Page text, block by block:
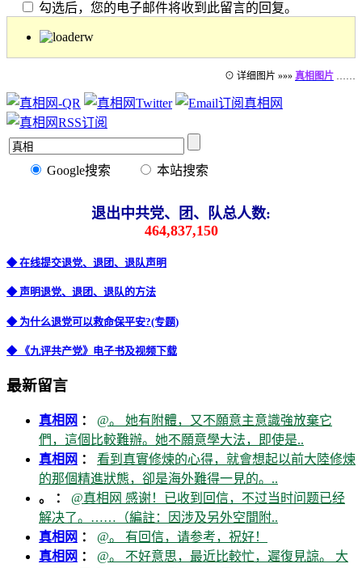
勾选后，您的电子邮件将收到此留言的回复。
⊙ 详细图片 »»» 真相图片 ……
Google搜索 本站搜索
退出中共党、团、队总人数:
464,837,150
◆ 在线提交退党、退团、退队声明
◆ 声明退党、退团、退队的方法
◆ 为什么退党可以救命保平安?(专题)
◆ 《九评共产党》电子书及视频下载
最新留言
真相网 ： @。 她有附體，又不願意主意識強放棄它
們，這個比較難辦。她不願意學大法，即使是..
真相网 ： 看到真實修煉的心得，就會想起以前大陸修煉
的那個精進狀態，卻是海外難得一見的。..
。 ： @真相网 感谢！已收到回信，不过当时问题已经
解决了。……（編註：因涉及另外空間附..
真相网 ： @。 有回信，请参考，祝好！
真相网 ： @。 不好意思，最近比較忙，遲復見諒。 大